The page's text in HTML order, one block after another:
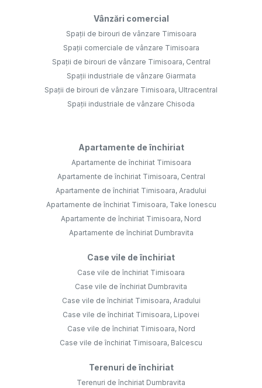
Vânzări comercial
Spații de birouri de vânzare Timisoara
Spații comerciale de vânzare Timisoara
Spații de birouri de vânzare Timisoara, Central
Spații industriale de vânzare Giarmata
Spații de birouri de vânzare Timisoara, Ultracentral
Spații industriale de vânzare Chisoda
Apartamente de închiriat
Apartamente de închiriat Timisoara
Apartamente de închiriat Timisoara, Central
Apartamente de închiriat Timisoara, Aradului
Apartamente de închiriat Timisoara, Take Ionescu
Apartamente de închiriat Timisoara, Nord
Apartamente de închiriat Dumbravita
Case vile de închiriat
Case vile de închiriat Timisoara
Case vile de închiriat Dumbravita
Case vile de închiriat Timisoara, Aradului
Case vile de închiriat Timisoara, Lipovei
Case vile de închiriat Timisoara, Nord
Case vile de închiriat Timisoara, Balcescu
Terenuri de închiriat
Terenuri de închiriat Dumbravita